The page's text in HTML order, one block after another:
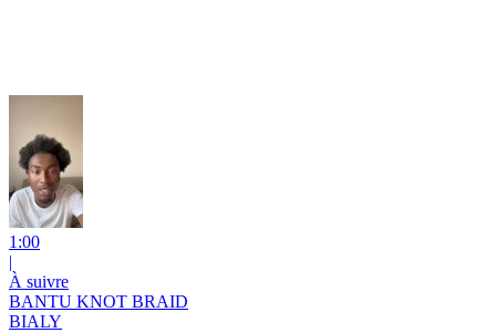
1:00
|
À suivre
BANTU KNOT BRAID
BIALY